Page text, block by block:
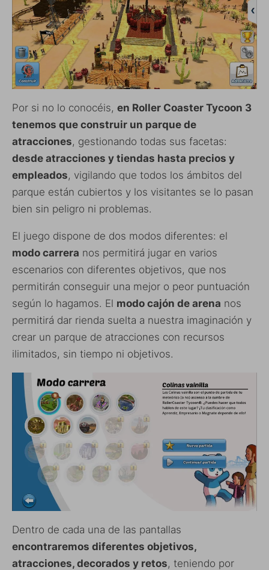
Por si no lo conocéis, en Roller Coaster Tycoon 3
tenemos que construir un parque de
atracciones, gestionando todas sus facetas:
desde atracciones y tiendas hasta precios y
empleados, vigilando que todos los ámbitos del
parque están cubiertos y los visitantes se lo pasan
bien sin peligro ni problemas.
El juego dispone de dos modos diferentes: el
modo carrera nos permitirá jugar en varios
escenarios con diferentes objetivos, que nos
permitirán conseguir una mejor o peor puntuación
según lo hagamos. El modo cajón de arena nos
permitirá dar rienda suelta a nuestra imaginación y
crear un parque de atracciones con recursos
ilimitados, sin tiempo ni objetivos.
Dentro de cada una de las pantallas
encontraremos diferentes objetivos,
atracciones, decorados y retos, teniendo por
Dirección de correo electrónico
SUSCRIBIRSE